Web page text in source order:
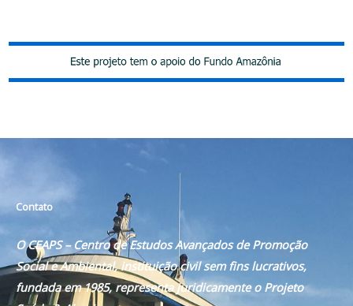
Contato
O CEAPS – Centro de Estudos Avançados de Promoção
Social e Ambiental, instituição civil sem fins lucrativos,
fundada em 1985, representa juridicamente o Projeto